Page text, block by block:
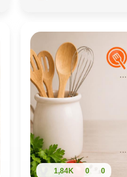
1,84K 0 0